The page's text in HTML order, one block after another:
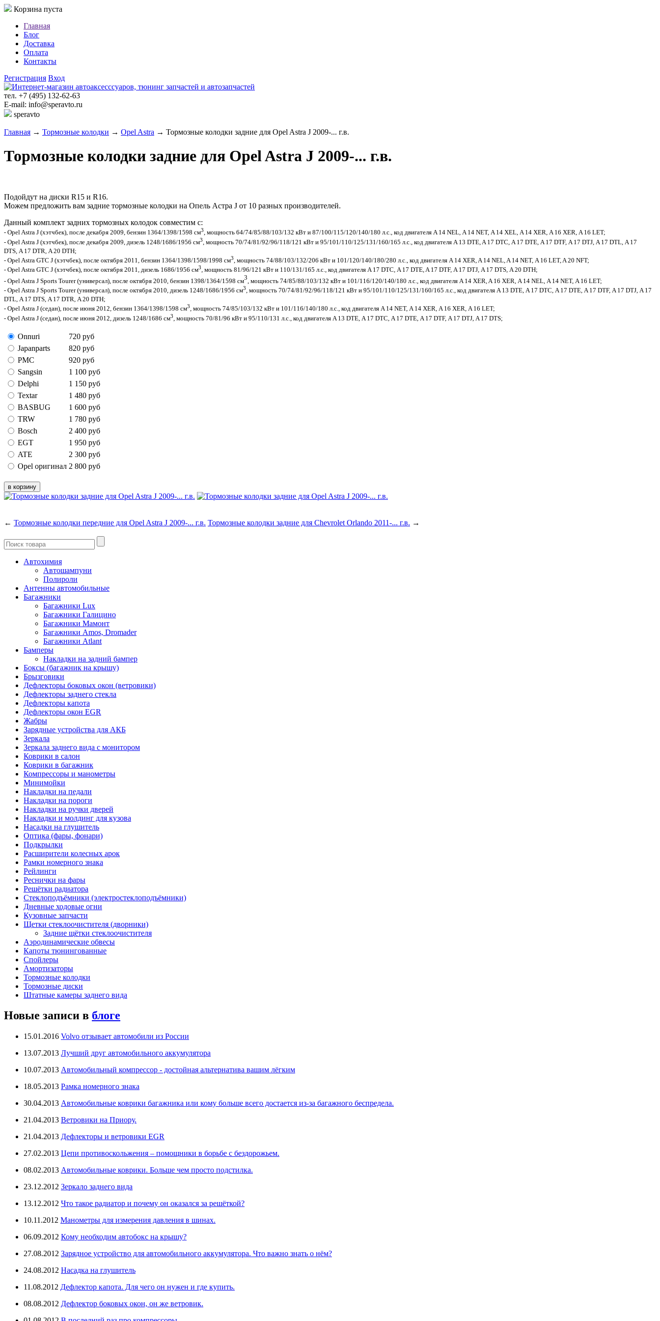
Корзина пуста
Главная
Блог
Доставка
Оплата
Контакты
Регистрация Вход
тел. +7 (495) 132-62-63
E-mail: info@speravto.ru
speravto
Главная → Тормозные колодки → Opel Astra → Тормозные колодки задние для Opel Astra J 2009-... г.в.
Тормозные колодки задние для Opel Astra J 2009-... г.в.
Подойдут на диски R15 и R16.
Можем предложить вам задние тормозные колодки на Опель Астра J от 10 разных производителей.
Данный комплект задних тормозных колодок совместим с:
- Opel Astra J (хэтчбек), после декабря 2009, бензин 1364/1398/1598 см3, мощность 64/74/85/88/103/132 кВт и 87/100/115/120/140/180 л.с., код двигателя A 14 NEL, A 14 NET, A 14 XEL, A 14 XER, A 16 XER, A 16 LET;
- Opel Astra J (хэтчбек), после декабря 2009, дизель 1248/1686/1956 см3 , мощность 70/74/81/92/96/118/121 кВт и 95/101/110/125/131/160/165 л.с., код двигателя A 13 DTE, A 17 DTC, A 17 DTE, A 17 DTF, A 17 DTJ, A 17 DTL, A 17
DTS, A 17 DTR, A 20 DTH;
- Opel Astra GTC J (хэтчбек), после октября 2011, бензин 1364/1398/1598/1998 см3 , мощность 74/88/103/132/206 кВт и 101/120/140/180/280 л.с., код двигателя A 14 XER, A 14 NEL, A 14 NET, A 16 LET, A 20 NFT;
- Opel Astra GTC J (хэтчбек), после октября 2011, дизель 1686/1956 см3, мощность 81/96/121 кВт и 110/131/165 л.с., код двигателя A 17 DTC, A 17 DTE,A 17 DTF, A 17 DTJ, A 17 DTS, A 20 DTH;
- Opel Astra J Sports Tourer (универсал), после октября 2010, бензин 1398/1364/1598 см3 , мощность 74/85/88/103/132 кВт и 101/116/120/140/180 л.с., код двигателя A 14 XER, A 16 XER, A 14 NEL, A 14 NET, A 16 LET;
- Opel Astra J Sports Tourer (универсал), после октября 2010, дизель 1248/1686/1956 см3 , мощность 70/74/81/92/96/118/121 кВт и 95/101/110/125/131/160/165 л.с., код двигателя A 13 DTE, A 17 DTC, A 17 DTE, A 17 DTF, A 17 DTJ, A 17
DTL, A 17 DTS, A 17 DTR, A 20 DTH;
- Opel Astra J (седан), после июня 2012, бензин 1364/1398/1598 см3, мощность 74/85/103/132 кВт и 101/116/140/180 л.с., код двигателя A 14 NET, A 14 XER, A 16 XER, A 16 LET;
- Opel Astra J (седан), после июня 2012, дизель 1248/1686 см3 , мощность 70/81/96 кВт и 95/110/131 л.с., код двигателя A 13 DTE, A 17 DTC, A 17 DTE, A 17 DTF, A 17 DTJ, A 17 DTS;
Onnuri 720 руб
Japanparts
820 руб
PMC
920 руб
Sangsin
1 100 руб
Delphi
1 150 руб
Textar
1 480 руб
BASBUG
1 600 руб
TRW
1 780 руб
Bosch
2 400 руб
EGT
1 950 руб
ATE
2 300 руб
Opel оригинал 2 800 руб
← Тормозные колодки передние для Opel Astra J 2009-... г.в. Тормозные колодки задние для Chevrolet Orlando 2011-... г.в. →
Автохимия
Автошампуни
Полироли
Антенны автомобильные
Багажники
Багажники Lux
Багажники Галицино
Багажники Мамонт
Багажники Amos, Dromader
Багажники Atlant
Бамперы
Накладки на задний бампер
Боксы (багажник на крышу)
Брызговики
Дефлекторы боковых окон (ветровики)
Дефлекторы заднего стекла
Дефлекторы капота
Дефлекторы окон EGR
Жабры
Зарядные устройства для АКБ
Зеркала
Зеркала заднего вида с монитором
Коврики в салон
Коврики в багажник
Компрессоры и манометры
Минимойки
Накладки на педали
Накладки на пороги
Накладки на ручки дверей
Накладки и молдинг для кузова
Насадки на глушитель
Оптика (фары, фонари)
Подкрылки
Расширители колесных арок
Рамки номерного знака
Рейлинги
Реснички на фары
Решётки радиатора
Стеклоподъёмники (электростеклоподъёмники)
Дневные ходовые огни
Кузовные запчасти
Щетки стеклоочистителя (дворники)
Задние щётки стеклоочистителя
Аэродинамические обвесы
Капоты тюнингованные
Спойлеры
Амортизаторы
Тормозные колодки
Тормозные диски
Штатные камеры заднего вида
Новые записи в блоге
15.01.2016 Volvo отзывает автомобили из России
13.07.2013 Лучший друг автомобильного аккумулятора
10.07.2013 Автомобильный компрессор - достойная альтернатива вашим лёгким
18.05.2013 Рамка номерного знака
30.04.2013 Автомобильные коврики багажника или кому больше всего достается из-за багажного беспредела.
21.04.2013 Ветровики на Приору.
21.04.2013 Дефлекторы и ветровики EGR
27.02.2013 Цепи противоскольжения – помощники в борьбе с бездорожьем.
08.02.2013 Автомобильные коврики. Больше чем просто подстилка.
23.12.2012 Зеркало заднего вида
13.12.2012 Что такое радиатор и почему он оказался за решёткой?
10.11.2012 Манометры для измерения давления в шинах.
06.09.2012 Кому необходим автобокс на крышу?
27.08.2012 Зарядное устройство для автомобильного аккумулятора. Что важно знать о нём?
24.08.2012 Насадка на глушитель
11.08.2012 Дефлектор капота. Для чего он нужен и где купить.
08.08.2012 Дефлектор боковых окон, он же ветровик.